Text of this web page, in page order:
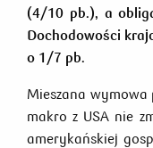
(4/10 pb.), a
Dochodowości
o 1/7 pb.
Mieszana
makro z USA nie
amerykańskiej